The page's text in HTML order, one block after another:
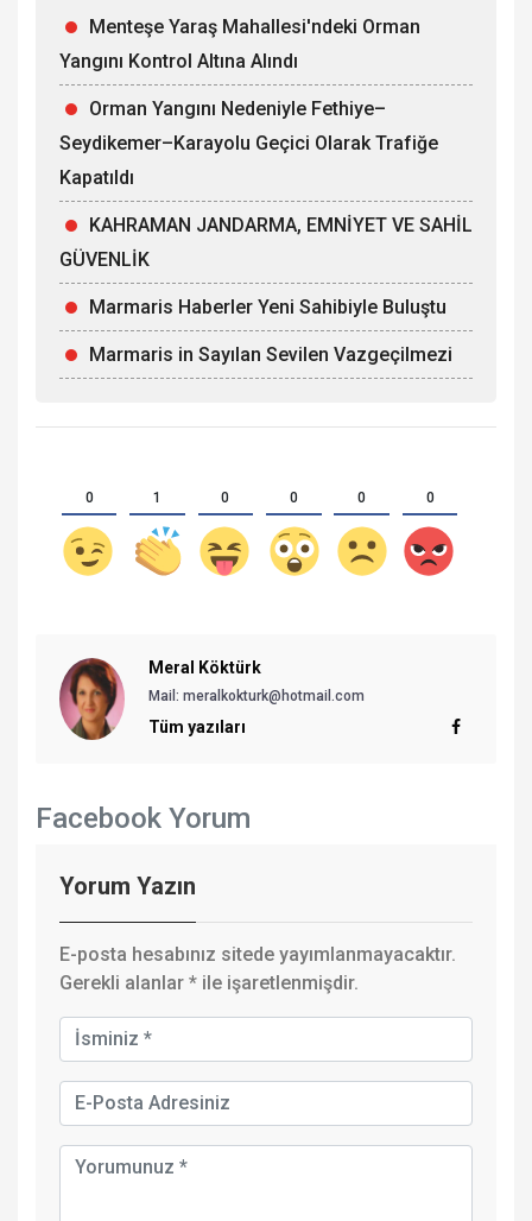
Menteşe Yaraş Mahallesi'ndeki Orman
Yangını Kontrol Altına Alındı
Orman Yangını Nedeniyle Fethiye–
Seydikemer–Karayolu Geçici Olarak Trafiğe
Kapatıldı
KAHRAMAN JANDARMA, EMNİYET VE SAHİL
GÜVENLİK
Marmaris Haberler Yeni Sahibiyle Buluştu
Marmaris in Sayılan Sevilen Vazgeçilmezi
0 1 0 0 0 0
Meral Köktürk
Mail: meralkokturk@hotmail.com
Tüm yazıları
Facebook Yorum
Yorum Yazın
E-posta hesabınız sitede yayımlanmayacaktır.
Gerekli alanlar * ile işaretlenmişdir.